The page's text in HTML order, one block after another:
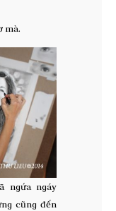
mà.
ngứa ngáy
cũng đến